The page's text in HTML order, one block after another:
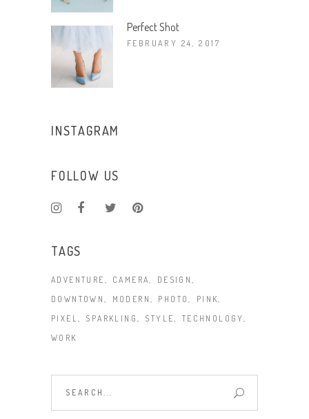
Perfect Shot
FEBRUARY 24, 2017
INSTAGRAM
FOLLOW US
TAGS
ADVENTURE CAMERA
DESIGN
DOWNTOWN
MODERN PHOTO
PINK
PIXEL
SPARKLING STYLE
TECHNOLOGY
WORK